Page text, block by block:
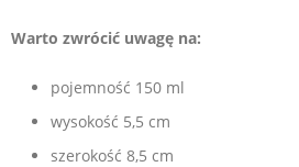
Warto zwrócić uwagę na:
pojemność 150 ml
wysokość 5,5 cm
szerokość 8,5 cm